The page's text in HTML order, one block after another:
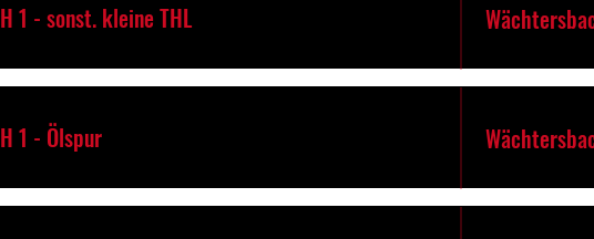
H 1 - sonst. kleine THL
H 1 - Ölspur